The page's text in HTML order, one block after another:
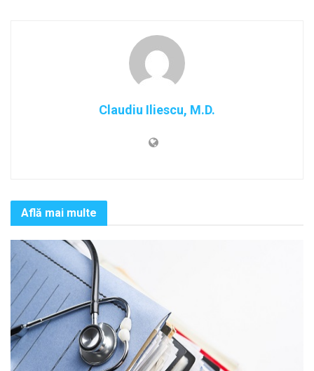
Claudiu Iliescu, M.D.
Află mai multe